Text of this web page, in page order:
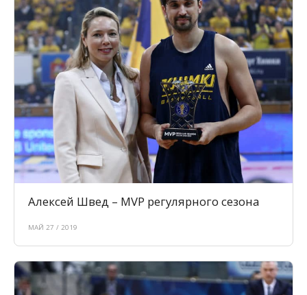
Алексей Швед – MVP регулярного сезона
МАЙ 27 / 2019